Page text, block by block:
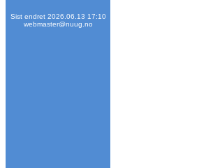
Sist endret 2026.06.13 17:10
webmaster@nuug.no